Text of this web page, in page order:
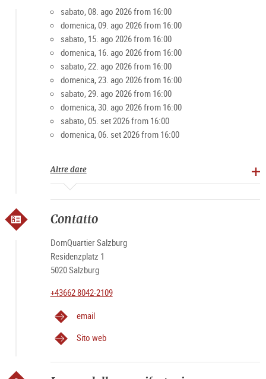
sabato, 08. ago 2026 from 16:00
domenica, 09. ago 2026 from 16:00
sabato, 15. ago 2026 from 16:00
domenica, 16. ago 2026 from 16:00
sabato, 22. ago 2026 from 16:00
domenica, 23. ago 2026 from 16:00
sabato, 29. ago 2026 from 16:00
domenica, 30. ago 2026 from 16:00
sabato, 05. set 2026 from 16:00
domenica, 06. set 2026 from 16:00
Altre date
Contatto
DomQuartier Salzburg
Residenzplatz 1
5020 Salzburg
+43662 8042-2109
email
Sito web